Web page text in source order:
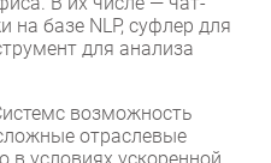
базе NLP, суфлер для
для анализа
возможность
отраслевые
в условиях ускоренной